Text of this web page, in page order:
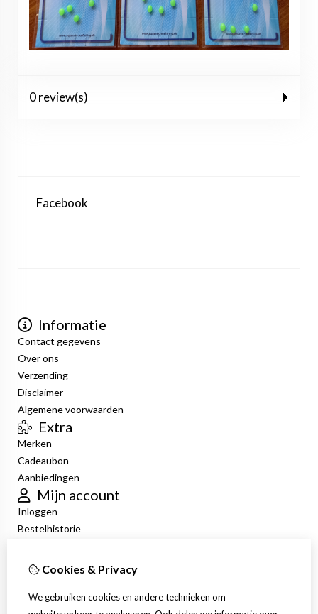
0 review(s)
Facebook
Informatie
Contact gegevens
Over ons
Verzending
Disclaimer
Algemene voorwaarden
Extra
Merken
Cadeaubon
Aanbiedingen
Mijn account
Inloggen
Bestelhistorie
Nieuwsbrief
Klantenservice
Contact
Cookies & Privacy
We gebruiken cookies en andere technieken om